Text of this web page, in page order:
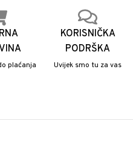
plaćanja
KORISNIČKA
PODRŠKA
Uvijek smo tu za vas